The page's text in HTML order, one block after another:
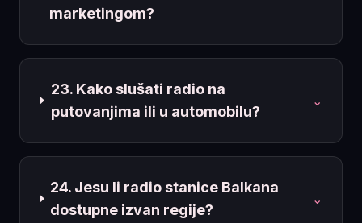
marketingom?
23. Kako slušati radio na
putovanjima ili u automobilu?
⌄
24. Jesu li radio stanice Balkana
dostupne izvan regije?
⌄